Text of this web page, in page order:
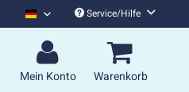
Monsters Of Liedermaching
Service/Hilfe
Mein Konto Warenkorb